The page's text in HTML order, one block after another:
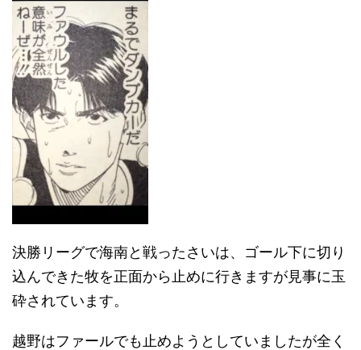
決勝リーグで海南と戦ったさいは、ゴール下に切り
込んできた牧を正面から止めに行きますが見事に玉
砕されています。
越野はファールでも止めようとしていましたが全く